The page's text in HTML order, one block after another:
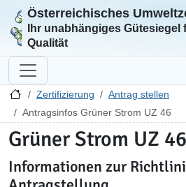
Zur Startseite
Österreichisches
Ihr unabhängiges Gütesiegel
Qualität
Zertifizierung
Antrag stellen
Antragsinfos Grüner Strom UZ 46
Grüner Strom UZ 46
Informationen zur